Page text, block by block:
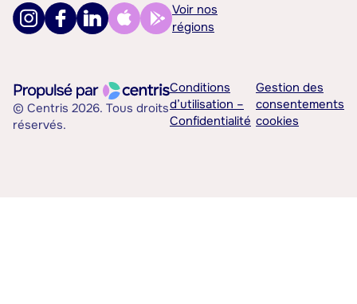
Voir nos
régions
© Centris 2026. Tous droits
réservés.
Conditions
d’utilisation –
Confidentialité
Gestion des
consentements
cookies